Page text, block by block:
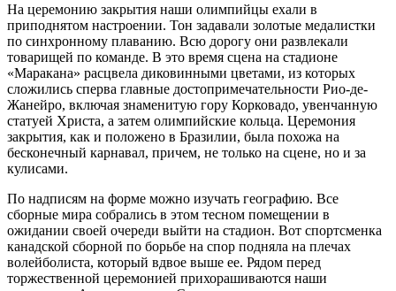
На церемонию закрытия наши олимпийцы ехали в
приподнятом настроении. Тон задавали золотые медалистки
по синхронному плаванию. Всю дорогу они развлекали
товарищей по команде. В это время сцена на стадионе
«Маракана» расцвела диковинными цветами, из которых
сложились сперва главные достопримечательности Рио-де-
Жанейро, включая знаменитую гору Корковадо, увенчанную
статуей Христа, а затем олимпийские кольца. Церемония
закрытия, как и положено в Бразилии, была похожа на
бесконечный карнавал, причем, не только на сцене, но и за
кулисами.
По надписям на форме можно изучать географию. Все
сборные мира собрались в этом тесном помещении в
ожидании своей очереди выйти на стадион. Вот спортсменка
канадской сборной по борьбе на спор подняла на плечах
волейболиста, который вдвое выше ее. Рядом перед
торжественной церемонией прихорашиваются наши